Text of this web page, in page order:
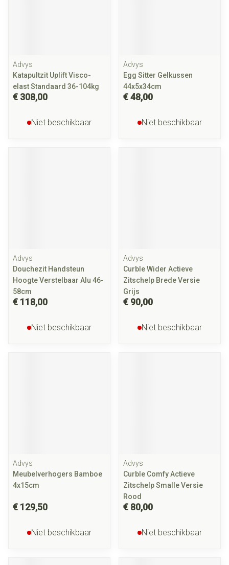
Advys
Katapultzit Uplift Visco-
elast Standaard 36-104kg
€ 308,00
Niet beschikbaar
Advys
Egg Sitter Gelkussen
44x5x34cm
€ 48,00
Niet beschikbaar
Advys
Douchezit Handsteun
Hoogte Verstelbaar Alu 46-
58cm
€ 118,00
Niet beschikbaar
Advys
Curble Wider Actieve
Zitschelp Brede Versie
Grijs
€ 90,00
Niet beschikbaar
Advys
Meubelverhogers Bamboe
4x15cm
€ 129,50
Niet beschikbaar
Advys
Curble Comfy Actieve
Zitschelp Smalle Versie
Rood
€ 80,00
Niet beschikbaar